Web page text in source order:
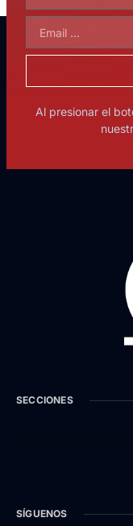
Al presionar el
SECCIONES
SÍGUENOS